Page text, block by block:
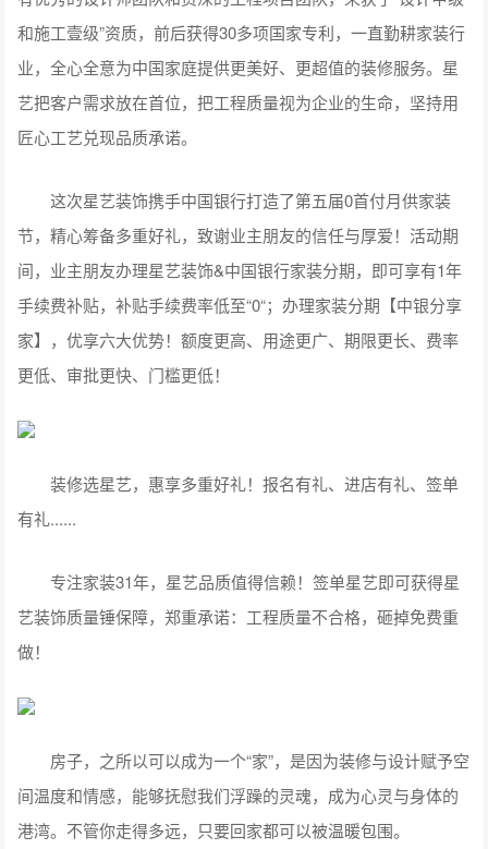
和施工壹级”资质，前后获得30多项国家专利，一直勤耕家装行
业，全心全意为中国家庭提供更美好、更超值的装修服务。星
艺把客户需求放在首位，把工程质量视为企业的生命，坚持用
匠心工艺兑现品质承诺。
这次星艺装饰携手中国银行打造了第五届0首付月供家装
节，精心筹备多重好礼，致谢业主朋友的信任与厚爱！活动期
间，业主朋友办理星艺装饰&中国银行家装分期，即可享有1年
手续费补贴，补贴手续费率低至“0“；办理家装分期【中银分享
家】，优享六大优势！额度更高、用途更广、期限更长、费率
更低、审批更快、门槛更低！
装修选星艺，惠享多重好礼！报名有礼、进店有礼、签单
有礼......
专注家装31年，星艺品质值得信赖！签单星艺即可获得星
艺装饰质量锤保障，郑重承诺：工程质量不合格，砸掉免费重
做！
房子，之所以可以成为一个“家”，是因为装修与设计赋予空
间温度和情感，能够抚慰我们浮躁的灵魂，成为心灵与身体的
港湾。不管你走得多远，只要回家都可以被温暖包围。